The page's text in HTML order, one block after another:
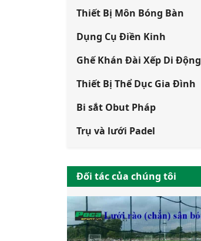
Thiết Bị Môn Bóng Bàn
Dụng Cụ Điền Kinh
Ghế Khán Đài Xếp Di Động
Thiết Bị Thể Dục Gia Đình
Bi sắt Obut Pháp
Trụ và lưới Padel
Đối tác của chúng tôi